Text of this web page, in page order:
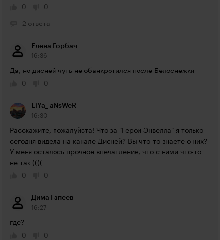
0
0
2 ответа
Елена Горбач
16:36
Да, но дисней чуть не обанкротился после Белоснежки
0
0
LiYa_ aNsWeR
16:30
Расскажите, пожалуйста! Что за "Герои Энвелла" я только
сегодня видела на канале Дисней? Вы что-то знаете о них?
У меня осталось прочное впечатление, что с ними что-то
не так ((((
0
0
Дима Гапеев
16:27
где?
0
0